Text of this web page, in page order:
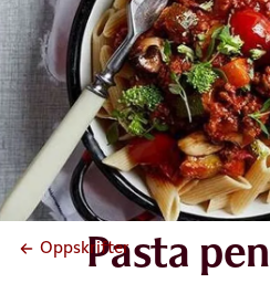
OppskrifterPasta